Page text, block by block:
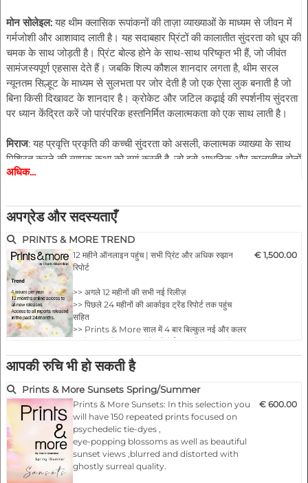
मोन सोलेइल:यह थीम क्लासिक रूपांकनों की ताज़ा व्याख्याओं के माध्यम से जीवन में
गर्मजोशी और आशावाद लाती है। यह सदाबहार प्रिंटों की कालातीत सुंदरता को धूप की
चमक के साथ जोड़ती है। प्रिंट बोल्ड होने के साथ-साथ परिष्कृत भी हैं, जो जीवंत
सामंजस्यपूर्ण एहसास देते हैं। जबकि शिल्प कौशल शानदार लगता है, थीम सरल
न्यूनतम सिल्हूट के माध्यम से सुलभता पर जोर देती है जो एक ऐसा लुक बनाती है जो
बिना किसी दिखावट के शानदार है। क्रोकेट और जटिल कढ़ाई की स्पर्शनीय सुंदरता
पर ध्यान केंद्रित करें जो पारंपरिक हस्तनिर्मित कलात्मकता को एक साथ लाती है।
मिराज: यह प्रवृत्ति प्रकृति की कच्ची सुंदरता को असली, कलात्मक व्याख्या के साथ
मिश्रित करने की व्यापक कथा को बयां करती है, जो इसे आधुनिक और कालातीत दोनों
बनाती है। स्वप्निल सौंदर्य जहां प्रकृति से प्रेरित प्रिंट ईथर रूपों में विलीन हो जाते हैं,
अमूर्त पशु रूपांकनों का संलयन है, दोनों ही ऑर्किड और समुद्री जीवों में पाए जाने वाले
कार्बनिक पैटर्न से सूक्ष्म रूप से प्रभावित हैं। ऑर्किड की पंखुड़ियों के दाग और धुएँ के
रंग की बनावट के लिए बायोल्यूमिनसेंट चमक, पारभासी, जल रंग जैसे डिज़ाइनों में
सहज रूप से मिश्रित होती है।
हाइलाइट्स:
- नवीनतम कैटवॉक के अनुसार फैशनेबल।
- किसी भी उत्पाद के लिए डिज़ाइन
- 300 मॉड्यूलर रिपीट प्रिंट
- सभी फ़ाइलें PSD/JPG और या PDF/EPS फ़ाइलों के रूप में
- कॉपीराइट शर्तों के अनुसार उपयोग करने के लिए निःशुल्क
अधिक...
अपग्रेड और सदस्यताएँ
PRINTS & MORE TREND
12 महीने ऑनलाइन पहुंच | सभी प्रिंट और अधिक रुझान
रिपोर्ट
>> अगले 12 महीनों की सभी नई रिलीज़
>> पिछले 24 महीनों की आर्काइव ट्रेंड रिपोर्ट तक पहुंच
सहित
>> Prints & More साल में 4 बार बिल्कुल नई और कलर
डायरेक्शन सहित व्यापक ट्रेंड रिपोर्ट प्रकाशित करता है
>> प्रत्येक प्रवृत्ति रिपोर्ट में मुफ्त उपयोग के लिए कम से कम
150 अलग-अलग संपादन योग्य और मॉड्यूलर डिज़ाइन
>> 50 पूर्ण पीडीएफ मुद्दों और या अपनी पसंद की संपादन
योग्य फाइलों को डाउनलो…
€ 1,500.00
आपकी रुचि भी हो सकती है
Prints & More Sunsets Spring/Summer
Prints & More Sunsets: In this selection you
will have 150 repeated prints focused on
psychedelic tie-dyes ,
eye-popping blossoms as well as beautiful
sunset views ,blurred and distorted with
ghostly surreal quality.
€ 600.00